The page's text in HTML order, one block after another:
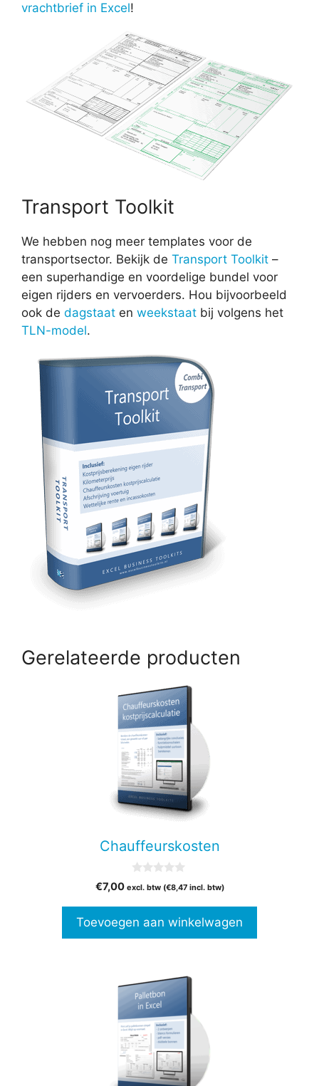
vrachtbrief in Excel!
Transport Toolkit
We hebben nog meer templates voor de
transportsector. Bekijk de Transport Toolkit –
een superhandige en voordelige bundel voor
eigen rijders en vervoerders. Hou bijvoorbeeld
ook de dagstaat en weekstaat bij volgens het
TLN-model.
Gerelateerde producten
Chauffeurskosten
v
5
€7,00 excl. btw (€8,47incl. btw)
Toevoegen aan winkelwagen